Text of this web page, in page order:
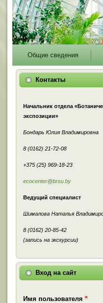
Main
menu
Общие сведения
Контакты
Начальник отдела
экспозиции»
Бондарь Юлия Владимировна
8 (0162) 21-72-08
+375 (25) 969-18-23
ecocenter@brsu.by
Ведущий специалист
Шималова Наталья
8 (0162) 20-85-42
(запись на экскурсии)
Вход на сайт
Имя пользователя